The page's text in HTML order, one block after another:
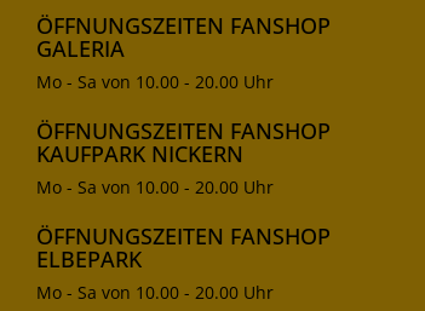
ÖFFNUNGSZEITEN FANSHOP
GALERIA
Mo - Sa von 10.00 - 20.00 Uhr
ÖFFNUNGSZEITEN FANSHOP
KAUFPARK NICKERN
Mo - Sa von 10.00 - 20.00 Uhr
ÖFFNUNGSZEITEN FANSHOP
ELBEPARK
Mo - Sa von 10.00 - 20.00 Uhr